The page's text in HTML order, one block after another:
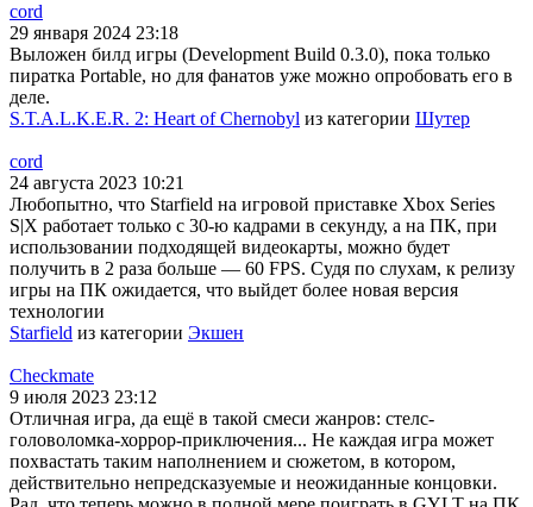
cord
29 января 2024 23:18
Выложен билд игры (Development Build 0.3.0), пока только
пиратка Portable, но для фанатов уже можно опробовать его в
деле.
S.T.A.L.K.E.R. 2: Heart of Chernobyl из категории Шутер
cord
24 августа 2023 10:21
Любопытно, что Starfield на игровой приставке Xbox Series
S|X работает только с 30-ю кадрами в секунду, а на ПК, при
использовании подходящей видеокарты, можно будет
получить в 2 раза больше — 60 FPS. Судя по слухам, к релизу
игры на ПК ожидается, что выйдет более новая версия
технологии
Starfield из категории Экшен
Checkmate
9 июля 2023 23:12
Отличная игра, да ещё в такой смеси жанров: стелс-
головоломка-хоррор-приключения... Не каждая игра может
похвастать таким наполнением и сюжетом, в котором,
действительно непредсказуемые и неожиданные концовки.